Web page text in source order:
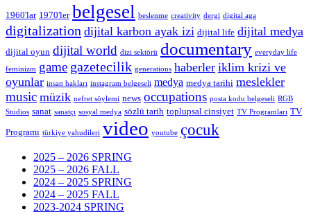
1960'lar 1970'ler belgesel beslenme creativity dergi digital aga
digitalization dijital karbon ayak izi dijital life dijital medya
dijital oyun dijital world dizi sektörü documentary everyday life
feminizm game gazetecilik generations haberler iklim krizi ve
oyunlar insan hakları instagram belgeseli medya medya tarihi meslekler
music müzik nefret söylemi news occupations posta kodu belgeseli RGB
Studios sanat sanatçı sosyal medya sözlü tarih toplupsal cinsiyet TV Programları TV
Programı türkiye yahudileri video youtube çocuk
2025 – 2026 SPRING
2025 – 2026 FALL
2024 – 2025 SPRING
2024 – 2025 FALL
2023-2024 SPRING